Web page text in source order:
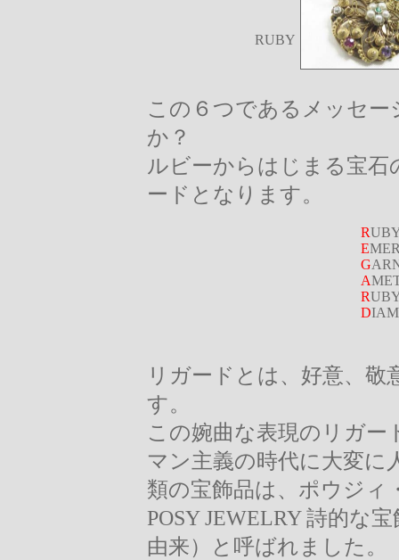
RUBY
この６つであるメッセ
か？
ルビーからはじまる宝石
ードとなります。
R
E
G
A
R
D
リガードとは、好意、敬
す。
この婉曲な表現のリガー
マン主義の時代に大変に
類の宝飾品は、ポウジィ
POSY JEWELRY 詩的な
由来）と呼ばれました。